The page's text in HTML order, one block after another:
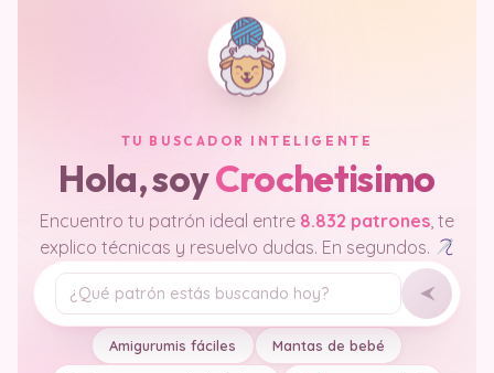
TU BUSCADOR INTELIGENTE
Hola, soyCrochetisimo
Encuentro tu patrón ideal entre 8.832 patrones , te
explico técnicas y resuelvo dudas. En segundos.
Tu pregunta
Amigurumis fáciles Mantas de bebé